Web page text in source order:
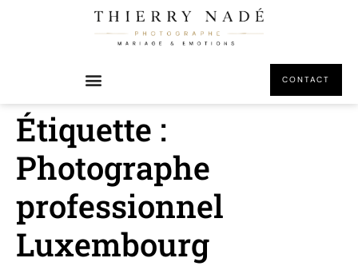
CONTACT
Étiquette :
Photographe
professionnel
Luxembourg